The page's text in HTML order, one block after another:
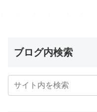
ブログ内検索